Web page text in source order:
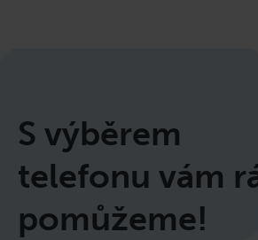
S výběrem
telefonu vám
pomůžeme!